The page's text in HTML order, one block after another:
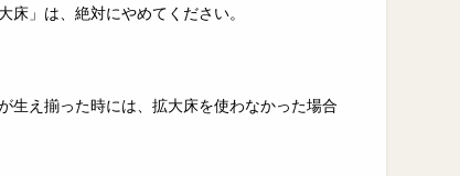
」は、絶対にやめてください。
生え揃った時には、拡大床を使わなかった場合